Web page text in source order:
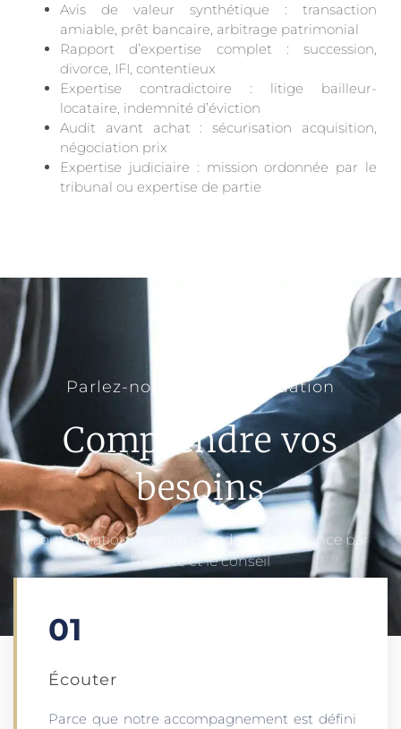
Avis de valeur synthétique : transaction
amiable, prêt bancaire, arbitrage patrimonial
Rapport d’expertise complet : succession,
divorce, IFI, contentieux
Expertise contradictoire : litige bailleur-
locataire, indemnité d’éviction
Audit avant achat : sécurisation acquisition,
négociation prix
Expertise judiciaire : mission ordonnée par le
tribunal ou expertise de partie
Parlez-nous de votre situation
Comprendre vos
besoins
Toute relation avec un mandant commence par
l’écoute et le conseil
01
Écouter​
Parce que notre accompagnement est défini